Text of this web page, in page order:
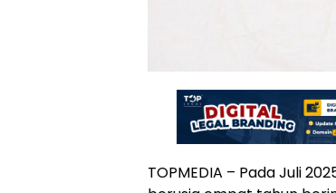
TOPMEDIA – Pada Juli